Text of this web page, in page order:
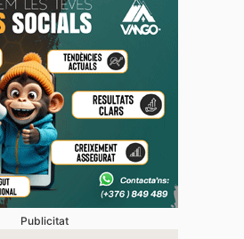
Publicitat